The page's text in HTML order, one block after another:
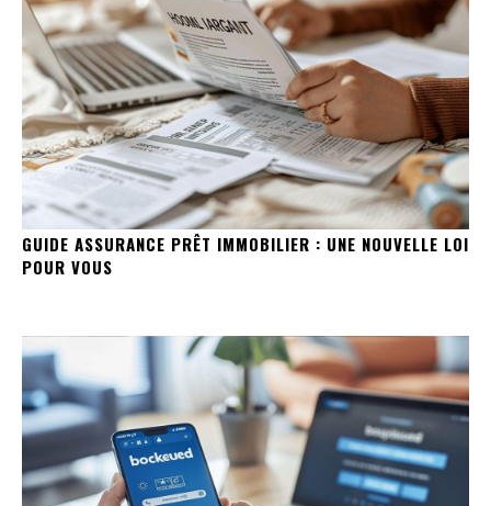
GUIDE ASSURANCE PRÊT IMMOBILIER : UNE NOUVELLE LOI
POUR VOUS